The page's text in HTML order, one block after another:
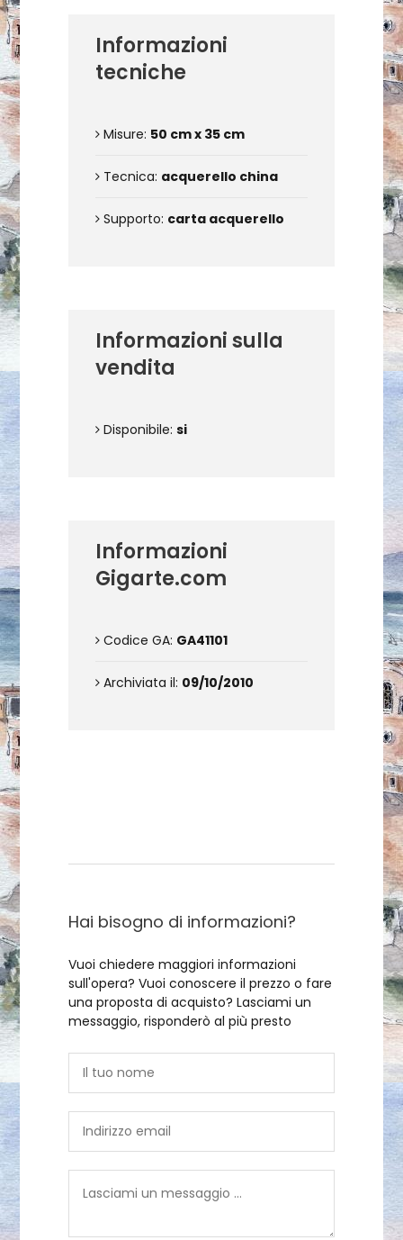
Informazioni
tecniche
Misure: 50 cm x 35 cm
Tecnica: acquerello china
Supporto: carta acquerello
Informazioni sulla
vendita
Disponibile: si
Informazioni
Gigarte.com
Codice GA: GA41101
Archiviata il: 09/10/2010
Hai bisogno di informazioni?
Vuoi chiedere maggiori informazioni
sull'opera? Vuoi conoscere il prezzo o fare
una proposta di acquisto? Lasciami un
messaggio, risponderò al più presto